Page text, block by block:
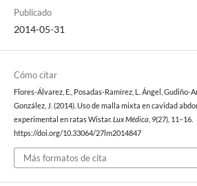
Publicado
2014-05-31
Cómo citar
Flores-Álvarez, E., Posadas-Ramírez, L. Ángel, Gudiño-
González, J. (2014). Uso de malla mixta en cavidad
experimental en ratas Wistar. Lux Médica 9(27), 11–16.
https://doi.org/10.33064/27lm2014847
Más formatos de cita